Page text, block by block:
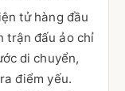
tử hàng đầu
trận đấu ảo chỉ
di chuyển,
điểm yếu.